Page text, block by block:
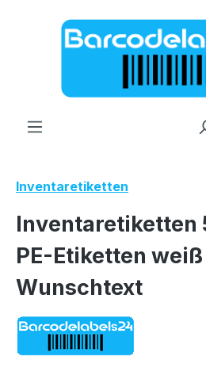
Zum Hauptinhalt springen
Inventaretiketten
Inventaretiketten
PE-Etiketten
Wunschtext